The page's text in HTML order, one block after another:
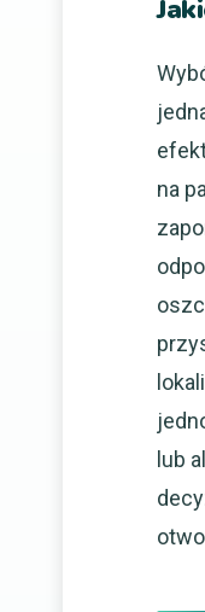
na
lub